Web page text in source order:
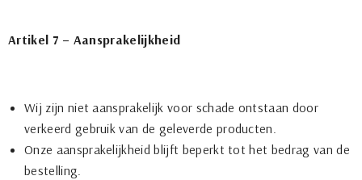
Artikel 7 – Aansprakelijkheid
Wij zijn niet aansprakelijk voor schade ontstaan door
verkeerd gebruik van de geleverde producten.
Onze aansprakelijkheid blijft beperkt tot het bedrag van de
bestelling.